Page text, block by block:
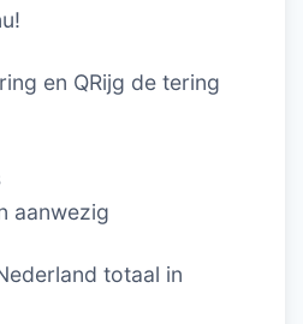
en QRijg de tering
aanwezig
totaal in